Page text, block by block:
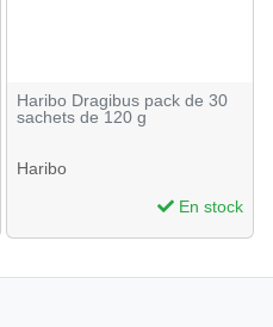
Haribo Dragibus pack de 30
sachets de 120 g
Haribo
En stock